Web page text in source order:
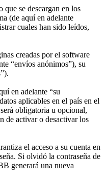
se descargan en los
(de aquí en adelante
cuales han sido leídos,
creadas por el software
“envíos anónimos”), su
en adelante “su
aplicables en el país en el
obligatoria u opcional,
de activar o desactivar los
el acceso a su cuenta en
Si olvidó la contraseña de
generará una nueva